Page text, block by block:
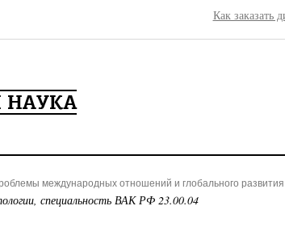
Как заказать
международных отношений и глобального развития
специальность ВАК РФ 23.00.04